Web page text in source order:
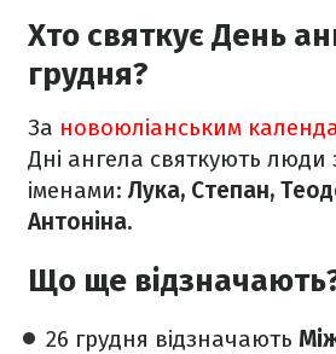
Хто святкує День
грудня?
За новоюліанським
Дні ангела святкують люди
іменами: Лука, Степан,
Антоніна.
Що ще
26 грудня відзначають